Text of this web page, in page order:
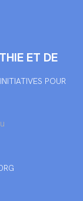
ET DE
POUR